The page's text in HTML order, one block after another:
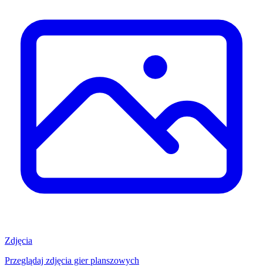
Zdjęcia
Przeglądaj zdjęcia gier planszowych